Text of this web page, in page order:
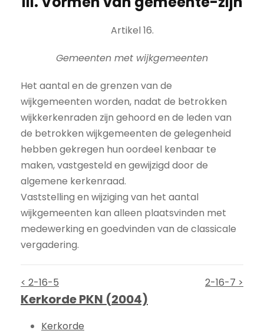
Artikel 16.
Gemeenten met wijkgemeenten
Het aantal en de grenzen van de
wijkgemeenten worden, nadat de betrokken
wijkkerkenraden zijn gehoord en de leden van
de betrokken wijkgemeenten de gelegenheid
hebben gekregen hun oordeel kenbaar te
maken, vastgesteld en gewijzigd door de
algemene kerkenraad.
Vaststelling en wijziging van het aantal
wijkgemeenten kan alleen plaatsvinden met
medewerking en goedvinden van de classicale
vergadering.
< 2-16-5 2-16-7 >
Kerkorde PKN (2004)
Kerkorde